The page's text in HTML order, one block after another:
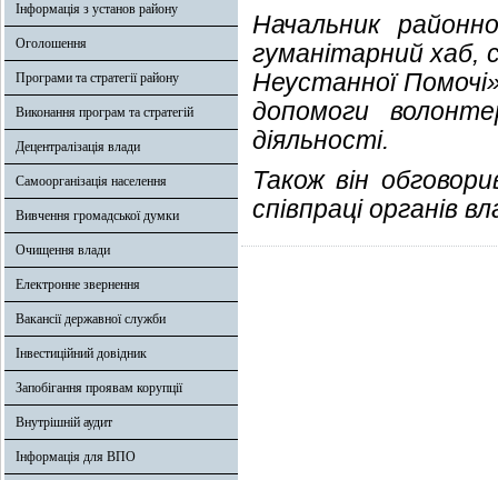
Інформація з установ району
Оголошення
Програми та стратегії району
Виконання програм та стратегій
Децентралізація влади
Самоорганізація населення
Вивчення громадської думки
Очищення влади
Електронне звернення
Вакансії державної служби
Інвестиційний довідник
Запобігання проявам корупції
Внутрішній аудит
Інформація для ВПО
Начальник
гуманітарний хаб,
Неустанної
допомоги
діяльності.
Також він
співпраці органів